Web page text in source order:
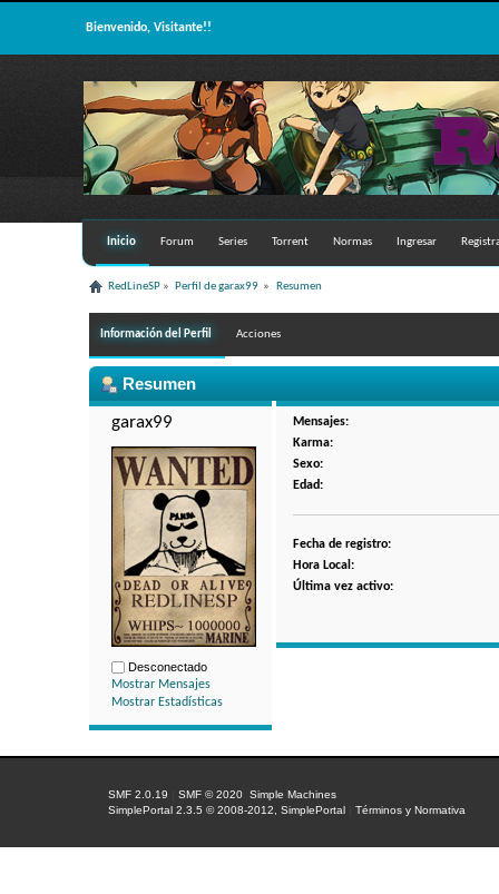
Bienvenido, Visitante!!
Inicio Forum Series Torrent Normas Ingresar
RedLineSP » Perfil de garax99 » Resumen
Información del Perfil Acciones
Resumen
garax99
Desconectado
Mostrar Mensajes
Mostrar Estadísticas
Mensajes:
Karma:
Sexo:
Edad:
Fecha de registro:
Hora Local:
Última vez activo:
SMF 2.0.19 |SMF © 2020 ,Simple Machines
SimplePortal 2.3.5 © 2008-2012, SimplePortal
|Términos y Normativa